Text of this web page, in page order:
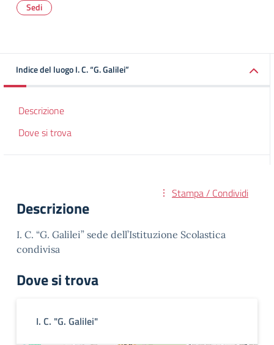
Sedi
Indice del luogo I. C. “G. Galilei”
Descrizione
Dove si trova
Stampa / Condividi
Descrizione
I. C. “G. Galilei” sede dell’Istituzione Scolastica
condivisa
Dove si trova
I. C. "G. Galilei"